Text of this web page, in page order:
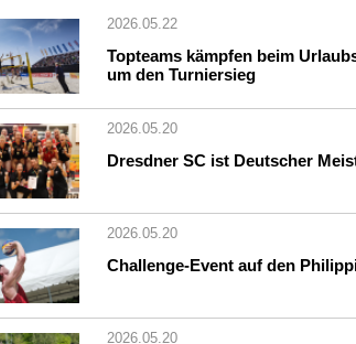
2026.05.22
Topteams kämpfen beim
um den Turniersieg
2026.05.20
Dresdner SC ist Deutscher
2026.05.20
Challenge-Event auf den
2026.05.20